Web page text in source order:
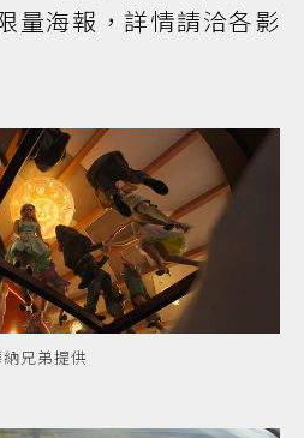
量海報，詳情請洽各影
兄弟提供